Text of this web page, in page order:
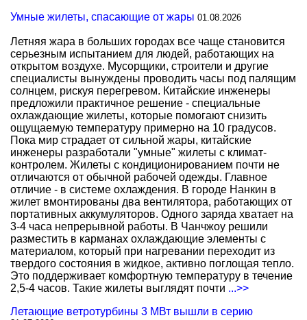
Умные жилеты, спасающие от жары 01.08.2026
Летняя жара в больших городах все чаще становится
серьезным испытанием для людей, работающих на
открытом воздухе. Мусорщики, строители и другие
специалисты вынуждены проводить часы под палящим
солнцем, рискуя перегревом. Китайские инженеры
предложили практичное решение - специальные
охлаждающие жилеты, которые помогают снизить
ощущаемую температуру примерно на 10 градусов.
Пока мир страдает от сильной жары, китайские
инженеры разработали "умные" жилеты с климат-
контролем. Жилеты с кондиционированием почти не
отличаются от обычной рабочей одежды. Главное
отличие - в системе охлаждения. В городе Нанкин в
жилет вмонтированы два вентилятора, работающих от
портативных аккумуляторов. Одного заряда хватает на
3-4 часа непрерывной работы. В Чанчжоу решили
разместить в карманах охлаждающие элементы с
материалом, который при нагревании переходит из
твердого состояния в жидкое, активно поглощая тепло.
Это поддерживает комфортную температуру в течение
2,5-4 часов. Такие жилеты выглядят почти ...>>
Летающие ветротурбины 3 МВт вышли в серию